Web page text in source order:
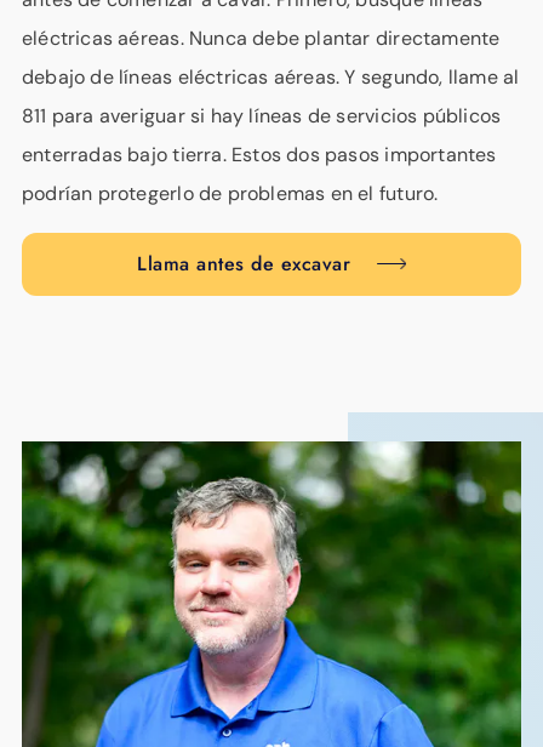
eléctricas aéreas. Nunca debe plantar directamente
debajo de líneas eléctricas aéreas. Y segundo, llame al
811 para averiguar si hay líneas de servicios públicos
enterradas bajo tierra. Estos dos pasos importantes
podrían protegerlo de problemas en el futuro.
Llama antes de excavar